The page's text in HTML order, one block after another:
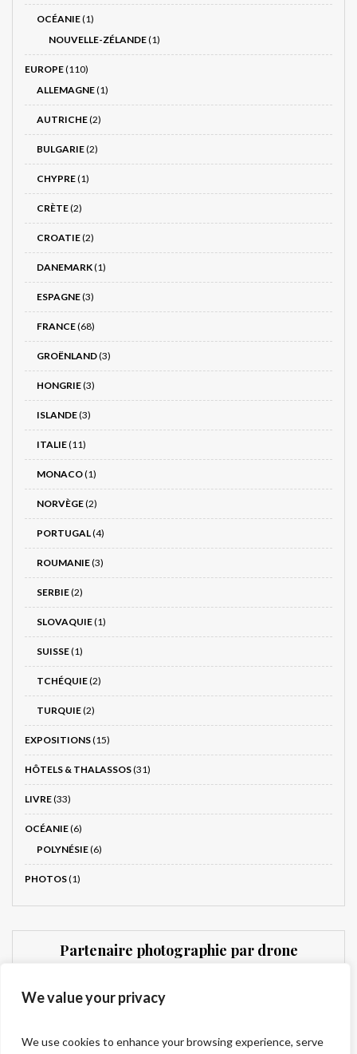
We value your privacy
We use cookies to enhance your browsing experience, serve
OCÉANIE(1)
NOUVELLE-ZÉLANDE(1)
EUROPE(110)
ALLEMAGNE(1)
AUTRICHE(2)
BULGARIE(2)
CHYPRE(1)
CRÈTE(2)
CROATIE(2)
DANEMARK(1)
ESPAGNE(3)
FRANCE(68)
GROËNLAND(3)
HONGRIE(3)
ISLANDE(3)
ITALIE(11)
MONACO(1)
NORVÈGE(2)
PORTUGAL(4)
ROUMANIE(3)
SERBIE(2)
SLOVAQUIE(1)
SUISSE(1)
TCHÉQUIE(2)
TURQUIE(2)
EXPOSITIONS(15)
HÔTELS & THALASSOS(31)
LIVRE(33)
OCÉANIE(6)
POLYNÉSIE(6)
PHOTOS(1)
Partenaire photographie par drone
Dronnit